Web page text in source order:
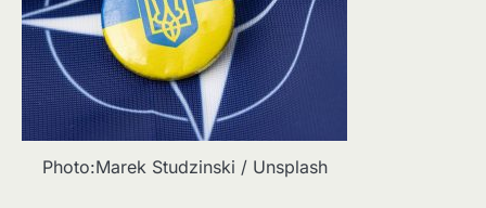
Photo:Marek Studzinski / Unsplash